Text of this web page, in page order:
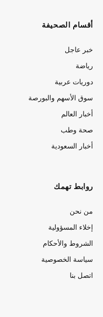
أقسام الصحيفة
خبر عاجل
رياضة
دوريات عربية
سوق الأسهم والبورصة
أخبار العالم
صحة وطب
أخبار السعودية
روابط تهمك
من نحن
إخلاء المسؤولية
الشروط والأحكام
سياسة الخصوصية
اتصل بنا